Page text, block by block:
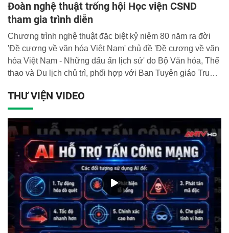
Đoàn nghệ thuật trống hội Học viện CSND
tham gia trình diễn
Chương trình nghệ thuật đặc biệt kỷ niệm 80 năm ra đời
'Đề cương về văn hóa Việt Nam' chủ đề 'Đề cương về văn
hóa Việt Nam - Những dấu ấn lịch sử' do Bộ Văn hóa, Thể
thao và Du lịch chủ trì, phối hợp với Ban Tuyên giáo Trung
28/2 tại Nhà hát Lớn Hà Nội, truyền hình trực tiếp trên Đài
Truyền hình Việt Nam.
THƯ VIỆN VIDEO